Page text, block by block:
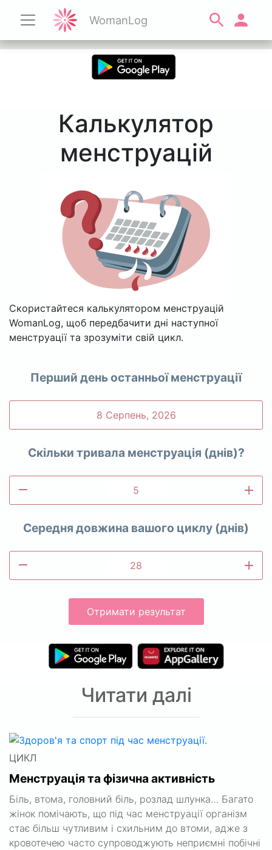
WomanLog
Калькулятор
менструацій
Скористайтеся калькулятором менструацій
WomanLog, щоб передбачити дні наступної
менструації та зрозуміти свій цикл.
Перший день останньої менструації
Скільки тривала менструація (днів)?
remove add
Середня довжина вашого циклу (днів)
remove add
Отримати результат
Читати далі
ЦИКЛ
Менструація та фізична активність
Біль, втома, головний біль, розлад шлунка… Багато
жінок помічають, що під час менструації організм
стає більш чутливим і схильним до втоми, адже з
кровотечею часто супроводжують неприємні побічні